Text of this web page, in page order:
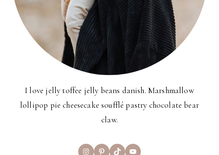
I love jelly toffee jelly beans danish. Marshmallow
lollipop pie cheesecake soufflé pastry chocolate bear
claw.
InstagramPinterest
TikTokYouTube